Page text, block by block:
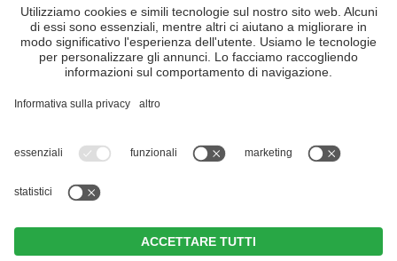
VIVOSüdtirol è il portale di viaggio per chi desidera vivere il
Trentino Alto Adige davvero – con consigli autentici, alloggi e
offerte su misura.
Nonostante il lavoro accurato e il costante aggiornamento dei
motivi di sicurezza, si prega di verificare chiedendo
| Part. IVA IT02365710215